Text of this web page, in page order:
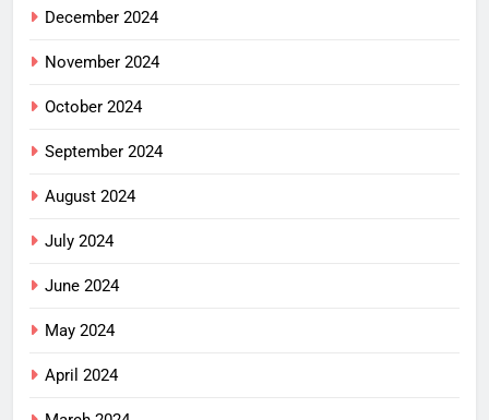
December 2024
November 2024
October 2024
September 2024
August 2024
July 2024
June 2024
May 2024
April 2024